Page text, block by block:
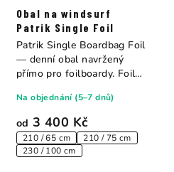
Obal na windsurf
Patrik Single Foil
od 3 400 Kč
210 / 65 cm
210 / 75 cm
230 / 100 cm
Na objednání (5–7 dnů)
Patrik Single Boardbag Foil
— denní obal navržený
přímo pro foilboardy. Foil